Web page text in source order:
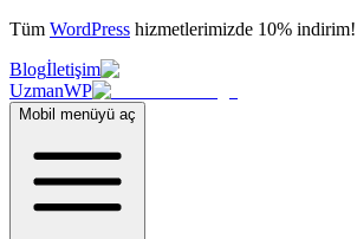
Tüm WordPress hizmetlerimizde 10% indirim!
Blogİletişim
UzmanWP
Mobil menüyü aç